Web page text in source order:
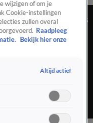
examenstress
dat felbegeerde
van het CS
te steken en bedacht
wijzigen of om je
Cookie-instellingen
zullen overal
Raadpleeg
Bekijk hier onze
Altijd actief